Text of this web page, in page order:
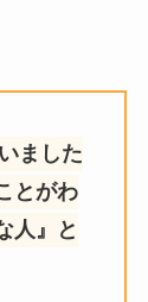
ました
とがわ
人』と